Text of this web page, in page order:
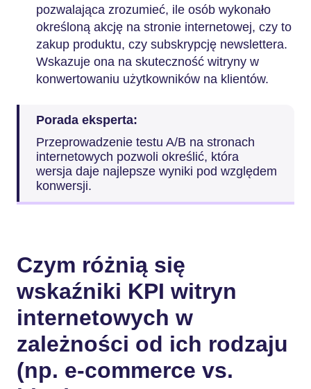
pozwalająca zrozumieć, ile osób wykonało
określoną akcję na stronie internetowej, czy to
zakup produktu, czy subskrypcję newslettera.
Wskazuje ona na skuteczność witryny w
konwertowaniu użytkowników na klientów.
Porada eksperta:
Przeprowadzenie testu A/B na stronach
internetowych pozwoli określić, która
wersja daje najlepsze wyniki pod względem
konwersji.
Czym różnią się
wskaźniki KPI witryn
internetowych w
zależności od ich rodzaju
(np. e-commerce vs.